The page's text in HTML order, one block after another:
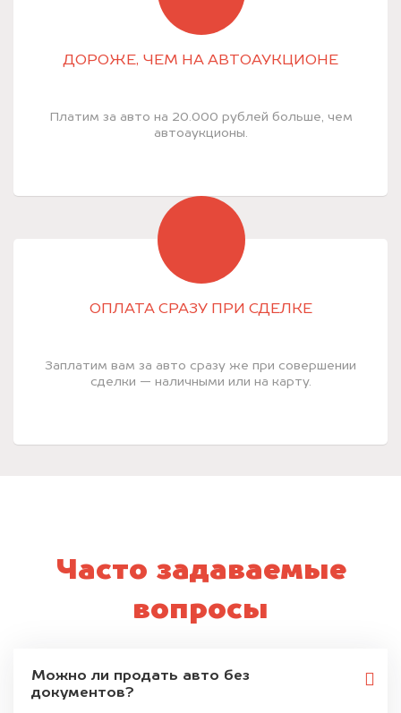
ДОРОЖЕ, ЧЕМ НА АВТОАУКЦИОНЕ
Платим за авто на 20.000 рублей больше, чем
автоаукционы.
ОПЛАТА СРАЗУ ПРИ СДЕЛКЕ
Заплатим вам за авто сразу же при совершении
сделки — наличными или на карту.
Часто задаваемые
вопросы
Можно ли продать авто без
документов?